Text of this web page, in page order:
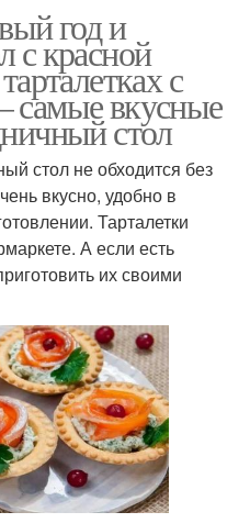
год и
с красной
с
вкусные
стол
стол не обходится без
вкусно, удобно в
Тарталетки
А если есть
их своими